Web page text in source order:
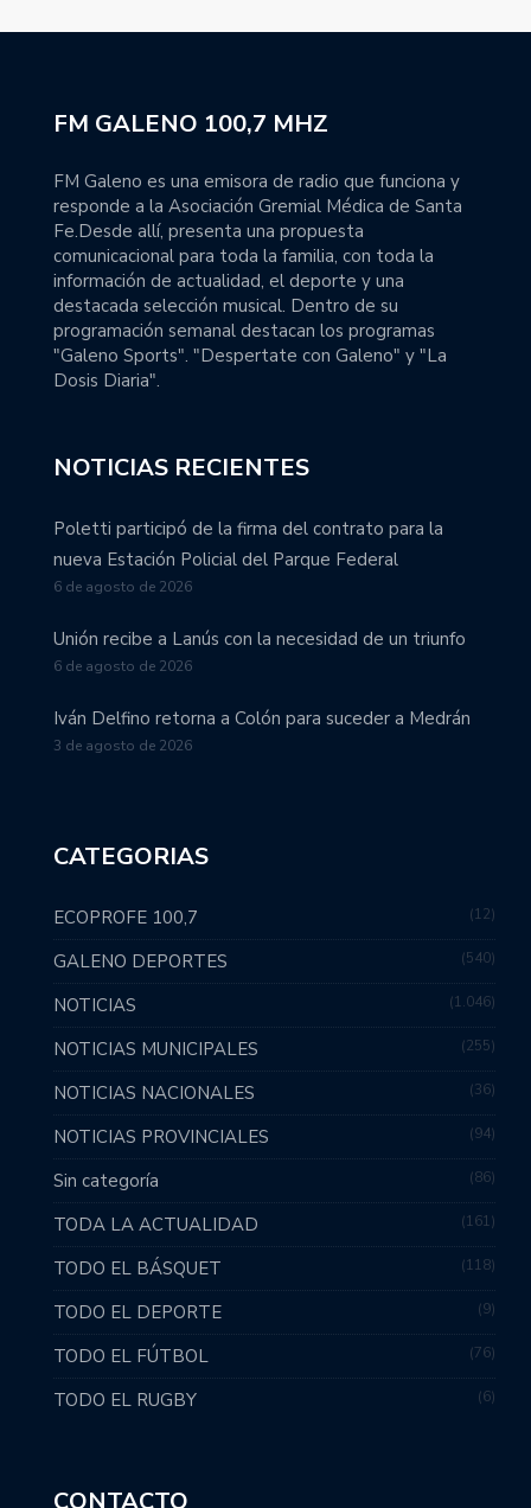
FM GALENO 100,7 MHZ
FM Galeno es una emisora de radio que funciona y
responde a la Asociación Gremial Médica de Santa
Fe.Desde allí, presenta una propuesta
comunicacional para toda la familia, con toda la
información de actualidad, el deporte y una
destacada selección musical. Dentro de su
programación semanal destacan los programas
"Galeno Sports". "Despertate con Galeno" y "La
Dosis Diaria".
NOTICIAS RECIENTES
Poletti participó de la firma del contrato para la
nueva Estación Policial del Parque Federal
6 de agosto de 2026
Unión recibe a Lanús con la necesidad de un triunfo
6 de agosto de 2026
Iván Delfino retorna a Colón para suceder a Medrán
3 de agosto de 2026
CATEGORIAS
ECOPROFE 100,7 12
GALENO DEPORTES 540
NOTICIAS 1.046
NOTICIAS MUNICIPALES 255
NOTICIAS NACIONALES 36
NOTICIAS PROVINCIALES 94
Sin categoría 86
TODA LA ACTUALIDAD 161
TODO EL BÁSQUET 118
TODO EL DEPORTE 9
TODO EL FÚTBOL 76
TODO EL RUGBY 6
CONTACTO